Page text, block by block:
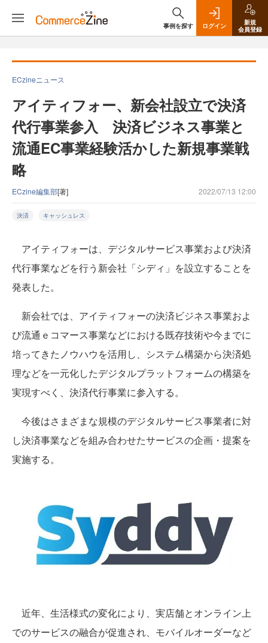
事例を探す ログイン
新規
会員登録
ECzineニュース
アイティフォー、新会社設立で決済
代行事業参入 決済ビジネス事業と
流通EC事業経験活かした新規事業戦
略
ECzine編集部[著] 2022/07/13 12:00
決済 キャッシュレス
アイティフォーは、デジタルサービス事業および決済
代行事業などを行う新会社「シディ」を設立することを
発表した。
新会社では、アイティフォーの決済ビジネス事業およ
び流通ｅコマース事業などにおける既存技術や今までに
培ってきたノウハウを活用し、システム構築から決済処
理などを一元化したデジタルプラットフォームの構築を
実現すべく、決済代行事業に参入する。
今後はさまざまな規模のデジタルサービス事業者に対
し決済事業などを組み合わせたサービスの企画・提案を
実施する。
近年、生活様式の変化により、実店舗とオンライン上
でのサービスの融合が促進され、モバイルオーダーなど